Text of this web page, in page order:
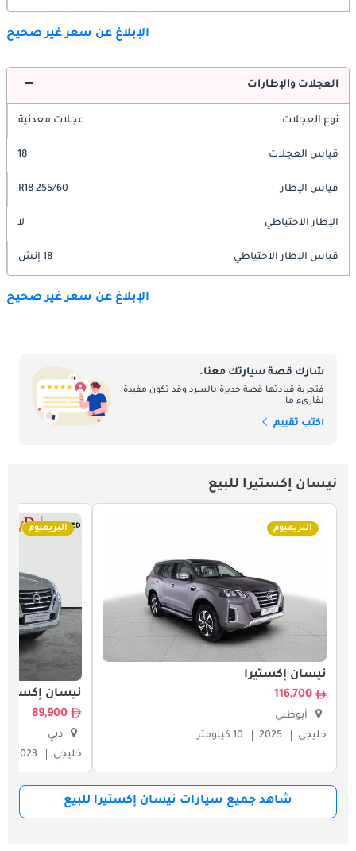
الإبلاغ عن سعر غير صحيح
العجلات والإطارات
نوع العجلات عجلات معدنية
قياس العجلات 18
قياس الإطار 255/60 R18
الإطار الاحتياطي لا
قياس الإطار الاحتياطي 18 إنش
الإبلاغ عن سعر غير صحيح
شارك قصة سيارتك معنا.
فتجربة قيادتها قصة جديرة بالسرد وقد تكون مفيدة
لقارىء ما.
اكتب تقييم
نيسان إكستيرا للبيع
البريميوم
نيسان إكستيرا
116,700
أبوظبي
خليجي
2025 10 كيلومتر
البريميوم
نيسان إكستيرا
89,900
دبي
خليجي
2023
شاهد جميع سيارات نيسان إكستيرا للبيع